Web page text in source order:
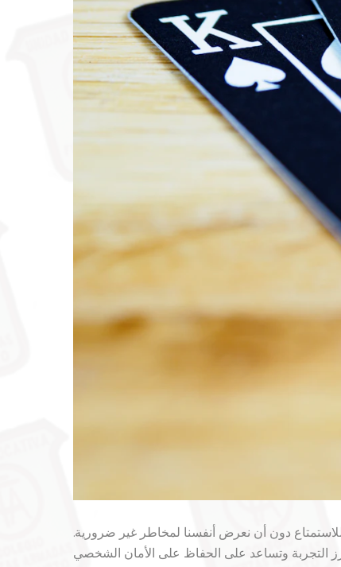
دون أن نعرض أنفسنا لمخاطر غير ضرورية.